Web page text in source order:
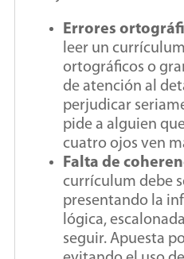
Errores
leer un
ortográficos o
de atención al
perjudicar
pide a alguien
cuatro ojos ven
Falta de
currículum debe
presentando la
lógica,
seguir. Apuesta